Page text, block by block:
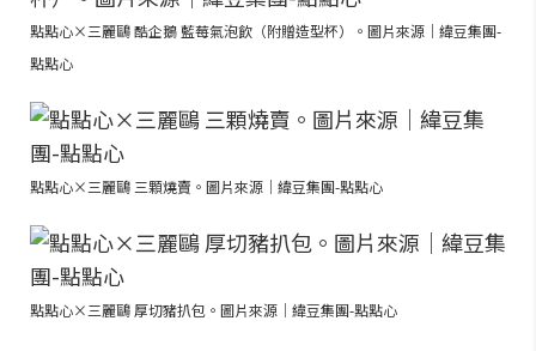
點點心×三麗鷗 酷企鵝 藍莓氣泡飲（附贈造型杯）。圖片來源｜緯豆集團-
點點心
點點心×三麗鷗 三顆燒賣。圖片來源｜緯豆集團-點點心
點點心×三麗鷗 厚切豬扒包。圖片來源｜緯豆集團-點點心